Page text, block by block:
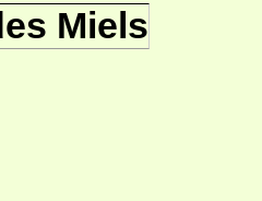
Miels